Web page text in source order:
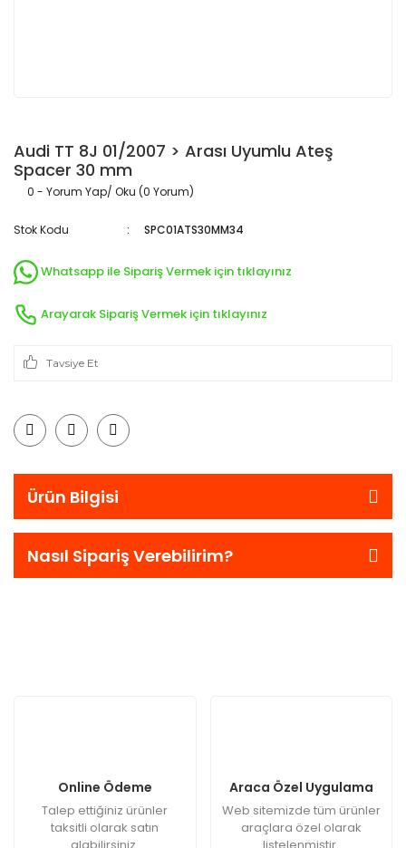
Audi TT 8J 01/2007 > Arası Uyumlu Ateş
Spacer 30 mm
0 - Yorum Yap/ Oku (0 Yorum)
Stok Kodu SPC01ATS30MM34
Whatsapp ile Sipariş Vermek için tıklayınız
Arayarak Sipariş Vermek için tıklayınız
Tavsiye Et
Ürün Bilgisi
Nasıl Sipariş Verebilirim?
Online Ödeme
Talep ettiğiniz ürünler
taksitli olarak satın
Araca Özel Uygulama
Web sitemizde tüm ürünler
araçlara özel olarak